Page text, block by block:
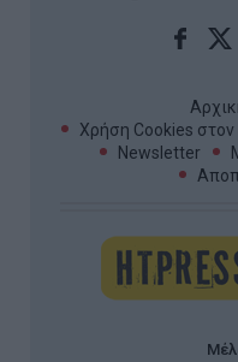
Χρήση Cookies στον
Newsletter